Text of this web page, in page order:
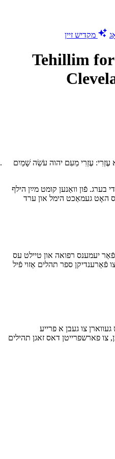
מקדיש זיין
Tehillim
עֶזְרִי מֵעִם יהוה עֹשֵׂה שָׁמַיִם
יעמענס רפואה און טיילט עס
ספר תהלים אַזוי פֿיל
צו געבן א פרייע
פארשפרייטן דאס זאגן תהילים